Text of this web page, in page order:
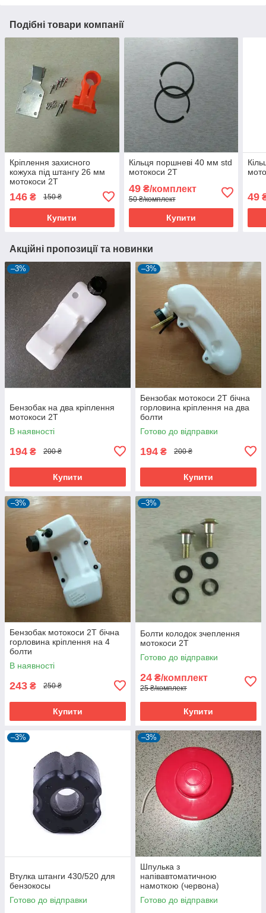
Подібні товари компанії
Кріплення захисного
кожуха під штангу 26 мм
мотокоси 2Т
146 ₴ 150 ₴
Купити
Кільця поршневі 40 мм std
мотокоси 2Т
49₴/комплект
50 ₴/комплект
Купити
49
Акційні пропозиції та новинки
–3%
Бензобак на два кріплення
мотокоси 2Т
В наявності
194 ₴ 200 ₴
Купити
–3%
Бензобак мотокоси 2Т бічна
горловина кріплення на два
болти
Готово до відправки
194 ₴ 200 ₴
Купити
–3%
Бензобак мотокоси 2Т бічна
горловина кріплення на 4
болти
В наявності
243 ₴ 250 ₴
Купити
–3%
Болти колодок зчеплення
мотокоси 2Т
Готово до відправки
24 ₴/комплект
25 ₴/комплект
Купити
–3%
Втулка штанги 430/520 для
бензокосы
Готово до відправки
–3%
Шпулька з
напівавтоматичною
намоткою (червона)
Готово до відправки